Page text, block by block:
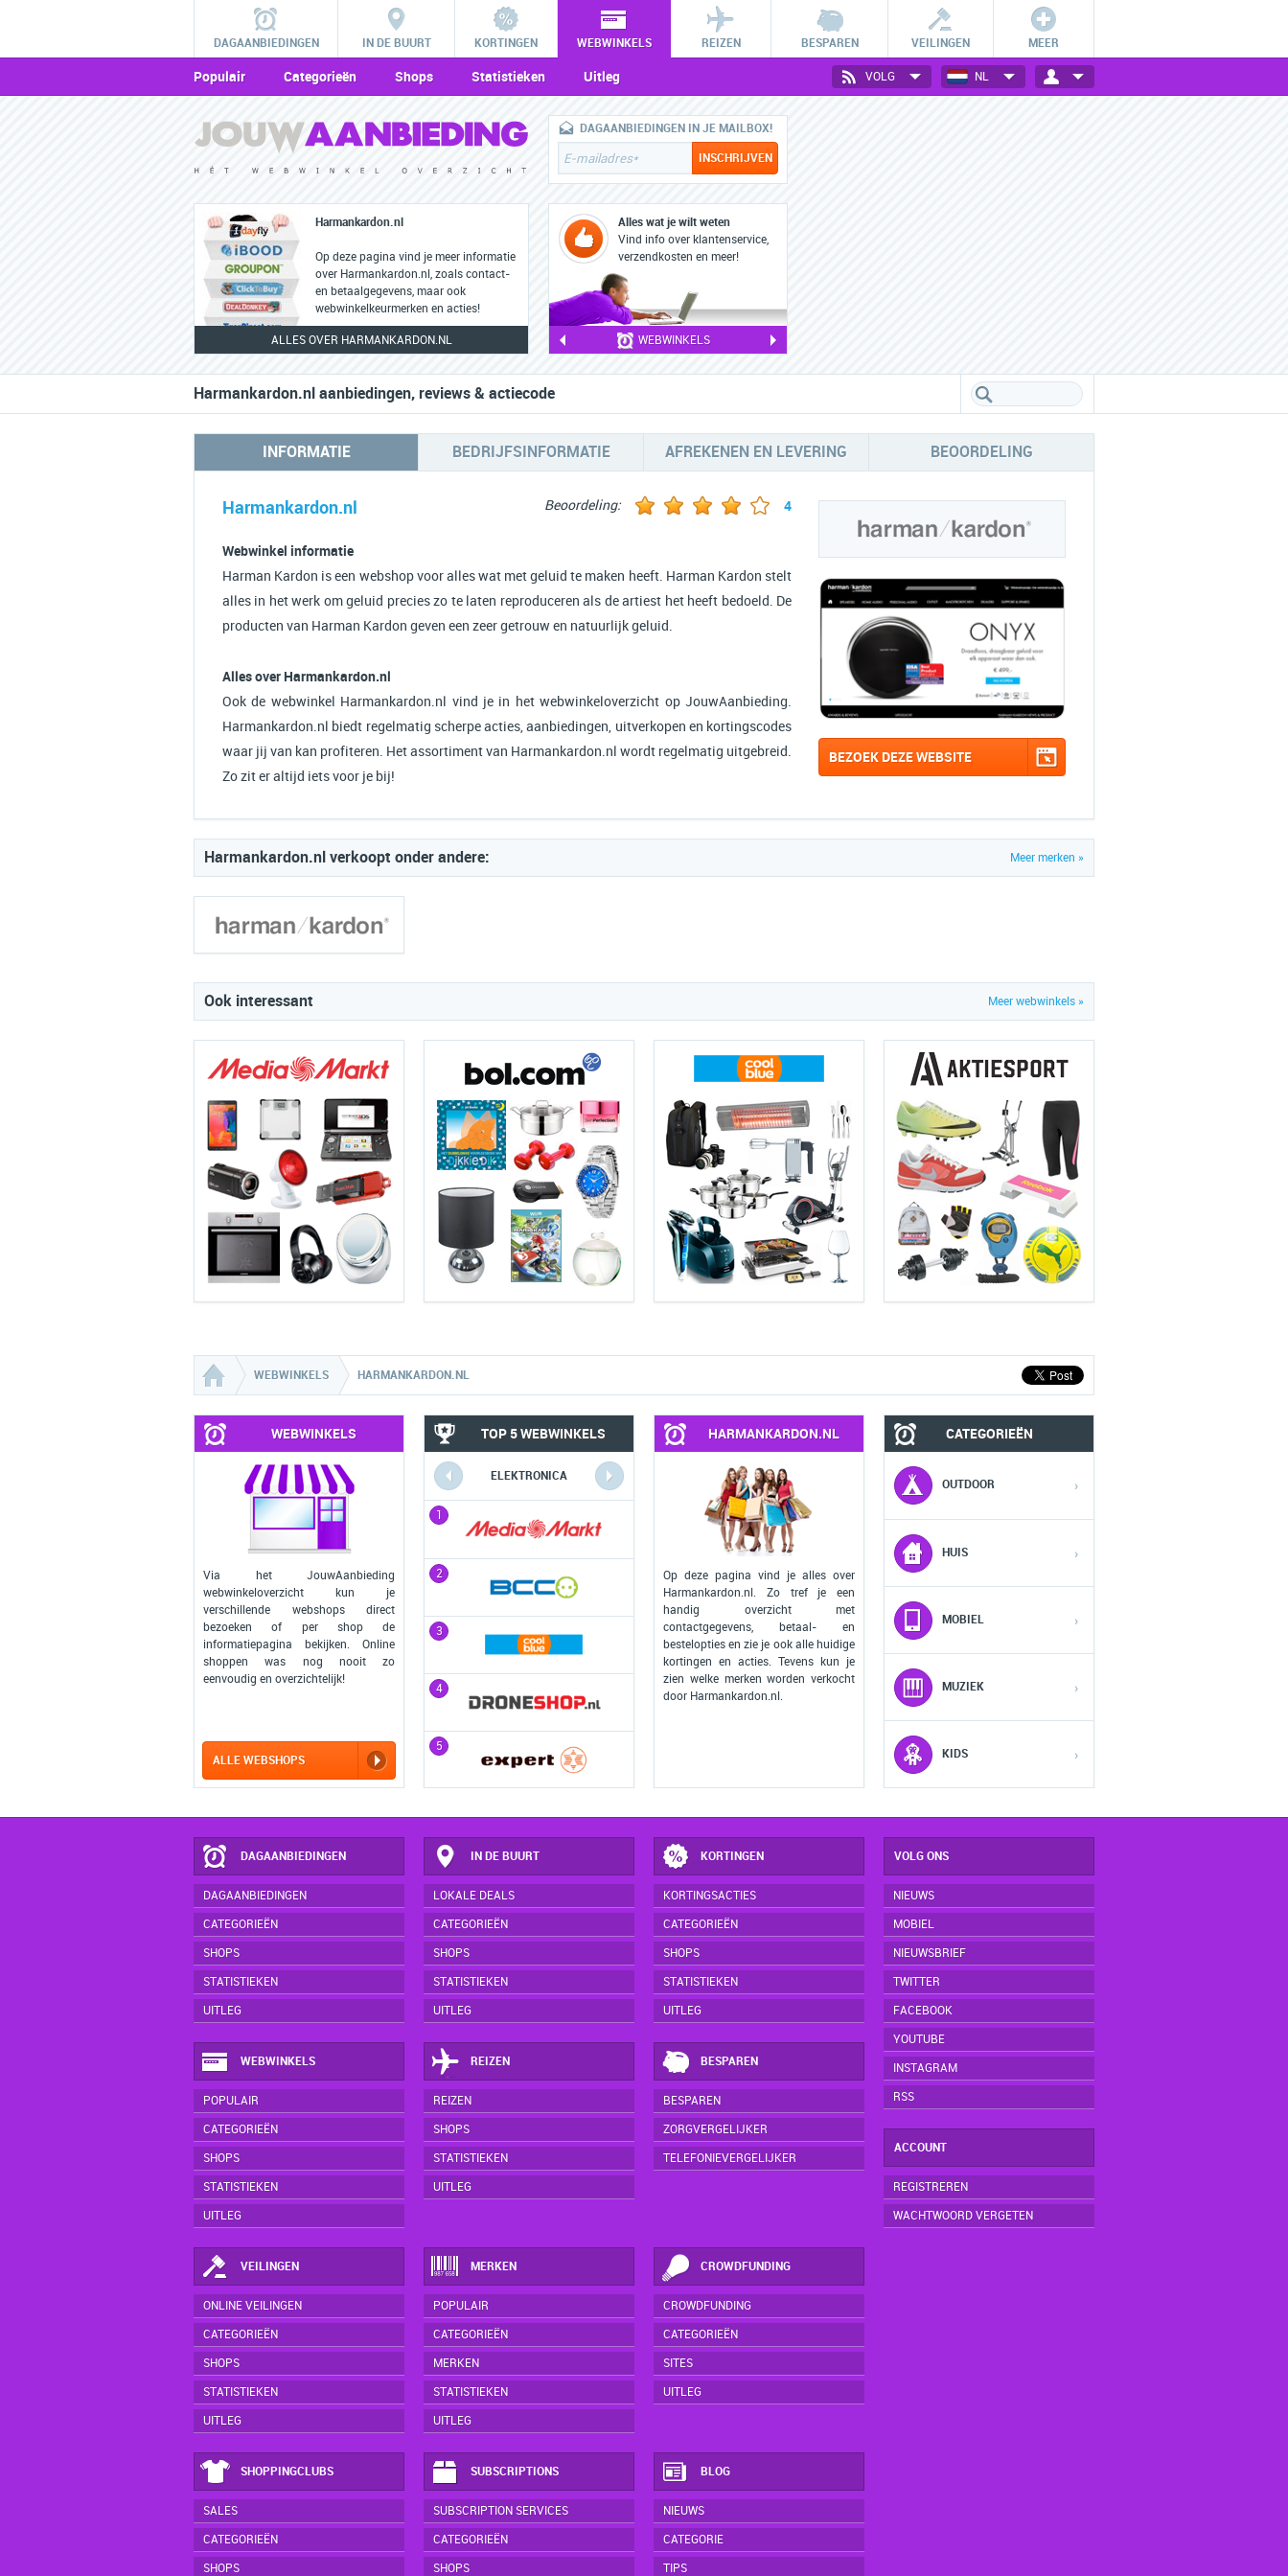
DAGAANBIEDINGEN IN DE BUURT KORTINGEN WEBWINKELS REIZEN BESPAREN VEILINGEN MEER
Populair Categorieën Shops Statistieken Uitleg NL
VOLG
Harmankardon.nl
Op deze pagina vind je meer informatie
over Harmankardon.nl, zoals contact-
en betaalgegevens, maar ook
webwinkelkeurmerken en acties!
ALLES OVER HARMANKARDON.NL
DAGAANBIEDINGEN IN JE MAILBOX!
Alles wat je wilt weten
Vind info over klantenservice,
verzendkosten en meer!
WEBWINKELS
Harmankardon.nl aanbiedingen, reviews & actiecode
INFORMATIE BEDRIJFSINFORMATIE AFREKENEN EN LEVERING BEOORDELING
Harmankardon.nl Beoordeling: 4
Webwinkel informatie
Harman Kardon is een webshop voor alles wat met geluid te maken heeft. Harman Kardon stelt
alles in het werk om geluid precies zo te laten reproduceren als de artiest het heeft bedoeld. De
producten van Harman Kardon geven een zeer getrouw en natuurlijk geluid.
Alles over Harmankardon.nl
Ook de webwinkel Harmankardon.nl vind je in het webwinkeloverzicht op JouwAanbieding.
Harmankardon.nl biedt regelmatig scherpe acties, aanbiedingen, uitverkopen en kortingscodes
waar jij van kan profiteren. Het assortiment van Harmankardon.nl wordt regelmatig uitgebreid.
Zo zit er altijd iets voor je bij!
BEZOEK DEZE WEBSITE
Meer merken »
Harmankardon.nl verkoopt onder andere:
Meer webwinkels »
Ook interessant
WEBWINKELS HARMANKARDON.NL
WEBWINKELS
Via het JouwAanbieding
webwinkeloverzicht kun je
verschillende webshops direct
bezoeken of per shop de
informatiepagina bekijken. Online
shoppen was nog nooit zo
eenvoudig en overzichtelijk!
ALLE WEBSHOPS
TOP 5 WEBWINKELS
ELEKTRONICA
1
2
3
4
5
COMPUTERS MOBIEL
2
3
HARMANKARDON.NL
Op deze pagina vind je alles over
Harmankardon.nl. Zo tref je een
handig overzicht met
contactgegevens, betaal- en
bestelopties en zie je ook alle huidige
kortingen en acties. Tevens kun je
zien welke merken worden verkocht
door Harmankardon.nl.
CATEGORIEËN
OUTDOOR ›
HUIS ›
MOBIEL ›
MUZIEK ›
KIDS ›
DAGAANBIEDINGEN
DAGAANBIEDINGEN
CATEGORIEËN
SHOPS
STATISTIEKEN
UITLEG
IN DE BUURT
LOKALE DEALS
CATEGORIEËN
SHOPS
STATISTIEKEN
UITLEG
KORTINGEN
KORTINGSACTIES
CATEGORIEËN
SHOPS
STATISTIEKEN
UITLEG
WEBWINKELS
POPULAIR
CATEGORIEËN
SHOPS
STATISTIEKEN
UITLEG
REIZEN
REIZEN
SHOPS
STATISTIEKEN
UITLEG
BESPAREN
BESPAREN
ZORGVERGELIJKER
TELEFONIEVERGELIJKER
VEILINGEN
ONLINE VEILINGEN
CATEGORIEËN
SHOPS
STATISTIEKEN
UITLEG
MERKEN
POPULAIR
CATEGORIEËN
MERKEN
STATISTIEKEN
UITLEG
CROWDFUNDING
CROWDFUNDING
CATEGORIEËN
SITES
UITLEG
SHOPPINGCLUBS
SALES
CATEGORIEËN
SHOPS
SUBSCRIPTIONS
SUBSCRIPTION SERVICES
CATEGORIEËN
SHOPS
BLOG
NIEUWS
CATEGORIE
TIPS
VOLG ONS
NIEUWS
MOBIEL
NIEUWSBRIEF
TWITTER
FACEBOOK
YOUTUBE
INSTAGRAM
RSS
ACCOUNT
REGISTREREN
WACHTWOORD VERGETEN